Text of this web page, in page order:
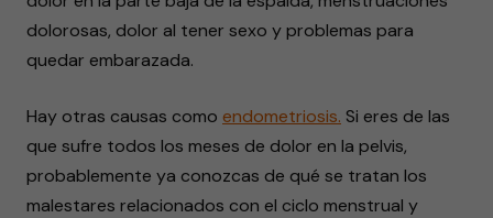
dolorosas, dolor al tener sexo y problemas para
quedar embarazada.
Hay otras causas como endometriosis. Si eres de las
que sufre todos los meses de dolor en la pelvis,
probablemente ya conozcas de qué se tratan los
malestares relacionados con el ciclo menstrual y